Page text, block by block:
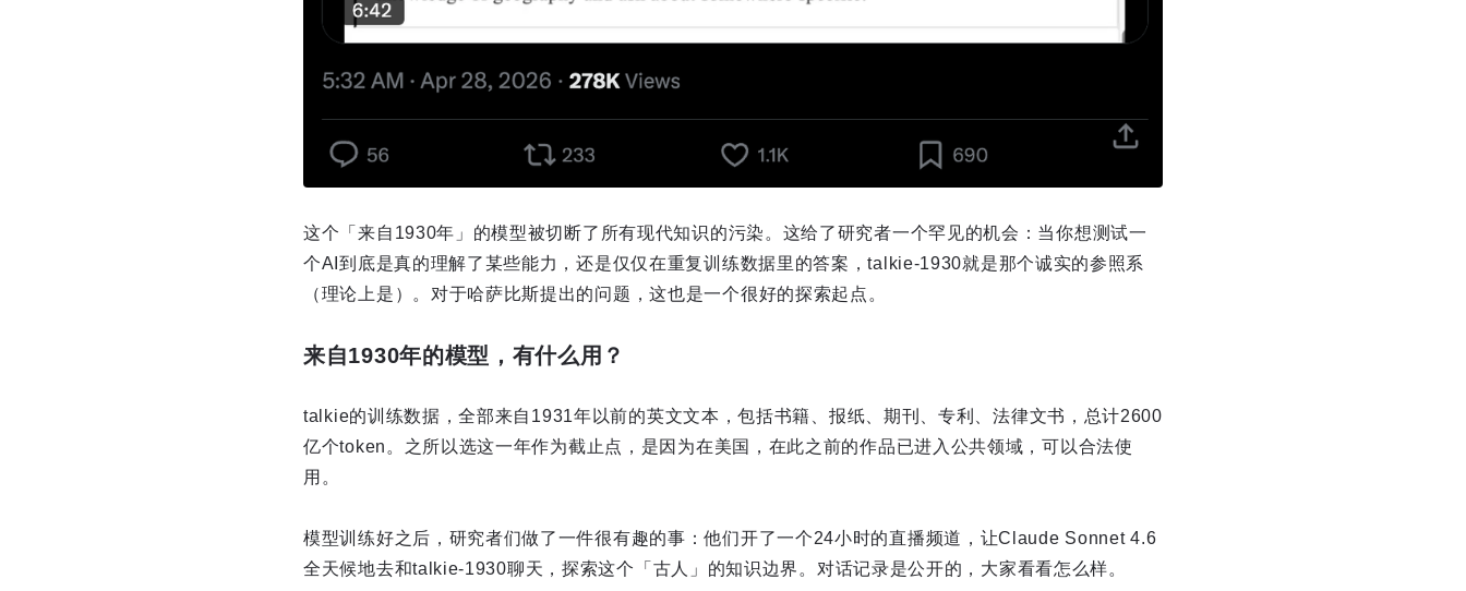
这个「来自1930年」的模型被切断了所有现代知识的污染。这给了研究者一个罕见的机会：当你想测试一
个AI到底是真的理解了某些能力，还是仅仅在重复训练数据里的答案，talkie-1930就是那个诚实的参照系
（理论上是）。对于哈萨比斯提出的问题，这也是一个很好的探索起点。
来自1930年的模型，有什么用？
talkie的训练数据，全部来自1931年以前的英文文本，包括书籍、报纸、期刊、专利、法律文书，总计2600
亿个token。之所以选这一年作为截止点，是因为在美国，在此之前的作品已进入公共领域，可以合法使
用。
模型训练好之后，研究者们做了一件很有趣的事：他们开了一个24小时的直播频道，让Claude Sonnet 4.6
全天候地去和talkie‑1930聊天，探索这个「古人」的知识边界。对话记录是公开的，大家看看怎么样。